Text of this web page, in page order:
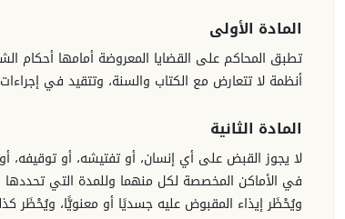
المادة الأولى
تطبق المحاكم على القضايا المعروضة أمامها أحكام
أنظمة لا تتعارض مع الكتاب والسنة، وتتقيد في
المادة الثانية
لا يجوز القبض على أي إنسان، أو تفتيشه، أو توقيفه،
في الأماكن المخصصة لكل منهما وللمدة التي
ويُحْظَر إيذاء المقبوض عليه جسديًا أو معنويًّا، ويُحْظَر